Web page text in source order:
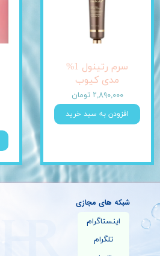
سرم رتینول 1%
مدی کیوب
۲,۸۹۰,۰۰۰ تومان
افزودن به سبد خرید
اینستاگرام
تلگرام
شبکه های مجازی